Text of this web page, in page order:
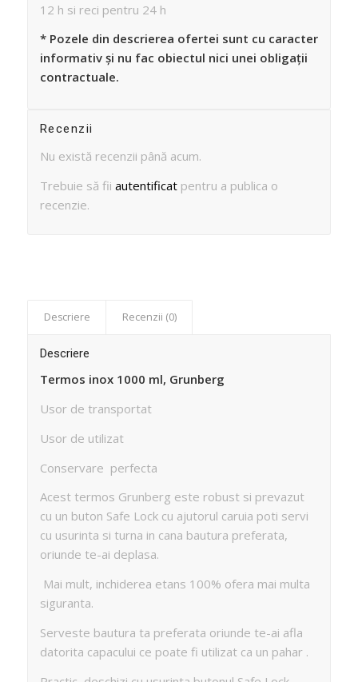
12 h si reci pentru 24 h
* Pozele din descrierea ofertei sunt cu caracter
informativ și nu fac obiectul nici unei obligații
contractuale.
Recenzii
Nu există recenzii până acum.
Trebuie să fii autentificatpentru a publica o
recenzie.
Descriere Recenzii (0)
Descriere
Termos inox 1000 ml, Grunberg
Usor de transportat
Usor de utilizat
Conservare perfecta
Acest termos Grunberg este robust si prevazut
cu un buton Safe Lock cu ajutorul caruia poti servi
cu usurinta si turna in cana bautura preferata,
oriunde te-ai deplasa.
Mai mult, inchiderea etans 100% ofera mai multa
siguranta.
Serveste bautura ta preferata oriunde te-ai afla
datorita capacului ce poate fi utilizat ca un pahar .